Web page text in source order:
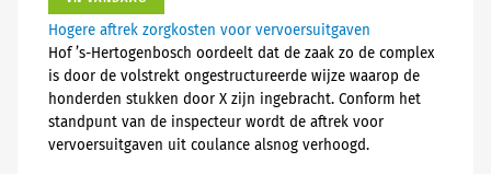
Hogere aftrek zorgkosten voor vervoersuitgaven
Hof ’s-Hertogenbosch oordeelt dat de zaak zo de complex
is door de volstrekt ongestructureerde wijze waarop de
honderden stukken door X zijn ingebracht. Conform het
standpunt van de inspecteur wordt de aftrek voor
vervoersuitgaven uit coulance alsnog verhoogd.